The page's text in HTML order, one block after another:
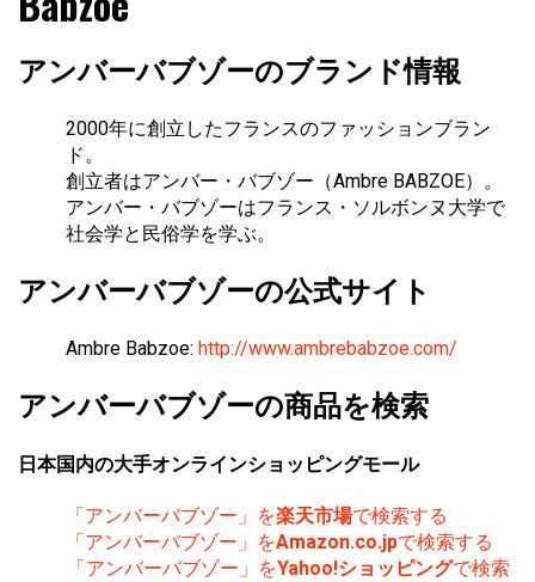
アンバーバブゾーのブランド情報
2000年に創立したフランスのファッションブラン
ド。
創立者はアンバー・バブゾー（Ambre BABZOE）。
アンバー・バブゾーはフランス・ソルボンヌ大学で
社会学と民俗学を学ぶ。
アンバーバブゾーの公式サイト
Ambre Babzoe: http://www.ambrebabzoe.com/
アンバーバブゾーの商品を検索
日本国内の大手オンラインショッピングモール
「アンバーバブゾー」を楽天市場で検索する
「アンバーバブゾー」をAmazon.co.jpで検索する
「アンバーバブゾー」をYahoo!ショッピングで検索